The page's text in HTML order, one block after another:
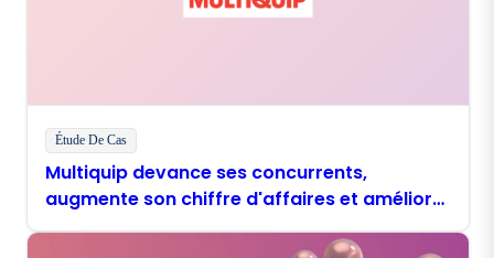
Étude De Cas
Multiquip devance ses concurrents,
augmente son chiffre d'affaires et améliore
l'expérience client grâce à Boomi